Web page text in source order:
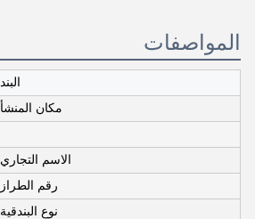
المواصفات
البند
مكان المنشأ
الاسم التجاري
رقم الطراز
نوع البندقية